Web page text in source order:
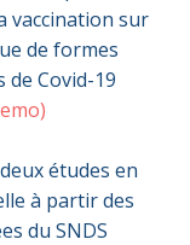
études en
à partir des
du SNDS